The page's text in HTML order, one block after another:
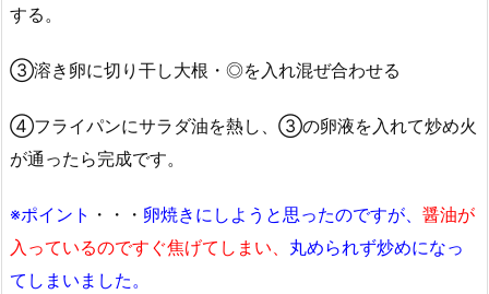
する。
③溶き卵に切り干し大根・◎を入れ混ぜ合わせる
④フライパンにサラダ油を熱し、③の卵液を入れて炒め火
が通ったら完成です。
※ポイント ・・・ 卵焼きにしようと思ったのですが、 醤油が
入っているのですぐ焦げてしまい、 丸められず炒めになっ
てしまいました。